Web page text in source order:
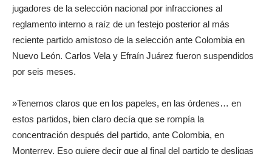
jugadores de la selección nacional por infracciones al
reglamento interno a raíz de un festejo posterior al más
reciente partido amistoso de la selección ante Colombia en
Nuevo León. Carlos Vela y Efraín Juárez fueron suspendidos
por seis meses.
»Tenemos claros que en los papeles, en las órdenes… en
estos partidos, bien claro decía que se rompía la
concentración después del partido, ante Colombia, en
Monterrey. Eso quiere decir que al final del partido te desligas